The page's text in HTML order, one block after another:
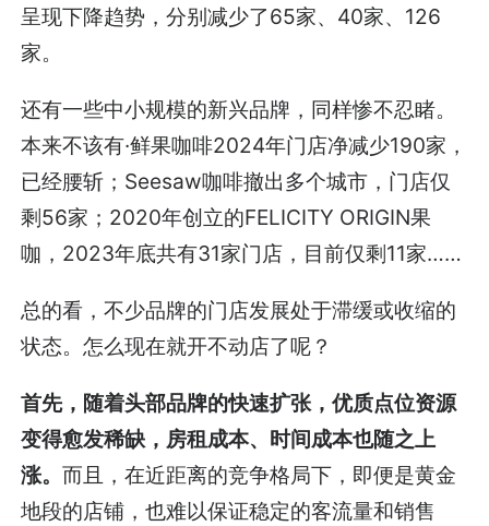
呈现下降趋势，分别减少了65家、40家、126
家。
还有一些中小规模的新兴品牌，同样惨不忍睹。
本来不该有·鲜果咖啡2024年门店净减少190家，
已经腰斩；Seesaw咖啡撤出多个城市，门店仅
剩56家；2020年创立的FELICITY ORIGIN果
咖，2023年底共有31家门店，目前仅剩11家……
总的看，不少品牌的门店发展处于滞缓或收缩的
状态。怎么现在就开不动店了呢？
首先，随着头部品牌的快速扩张，优质点位资源
变得愈发稀缺，房租成本、时间成本也随之上
涨。而且，在近距离的竞争格局下，即便是黄金
地段的店铺，也难以保证稳定的客流量和销售